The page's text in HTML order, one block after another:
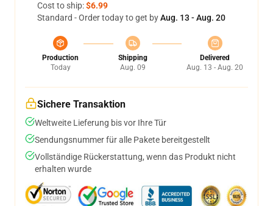
Cost to ship:$6.99
Standard - Order today to get byAug. 13 - Aug. 20
Production
Today
Shipping
Aug. 09
Delivered
Aug. 13 - Aug. 20
Sichere Transaktion
Weltweite Lieferung bis vor Ihre Tür
Sendungsnummer für alle Pakete bereitgestellt
Vollständige Rückerstattung, wenn das Produkt nicht
erhalten wurde